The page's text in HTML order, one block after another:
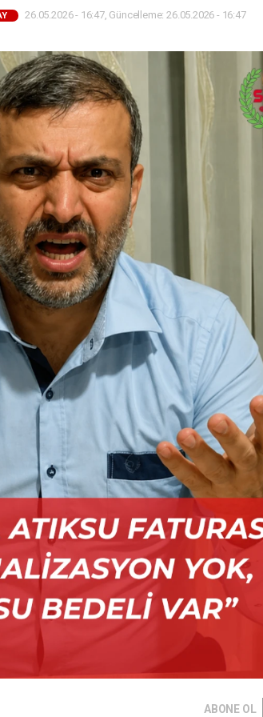
26.05.2026 - 16:47, Güncelleme: 26.05.2026 - 16:47
ABONE OL